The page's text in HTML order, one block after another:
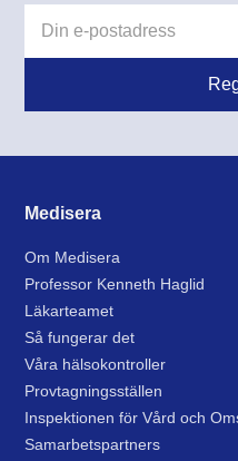
Medisera
Om Medisera
Professor Kenneth Haglid
Läkarteamet
Så fungerar det
Våra hälsokontroller
Provtagningsställen
Inspektionen för Vård och
Samarbetspartners